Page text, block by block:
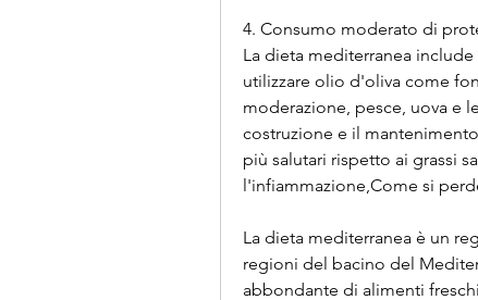
4. Consumo moderato di
La dieta mediterranea
utilizzare olio d'oliva come
moderazione, pesce, uova e
costruzione e il
più salutari rispetto ai grassi
l'infiammazione,Come si
La dieta mediterranea è un
regioni del bacino del
abbondante di alimenti